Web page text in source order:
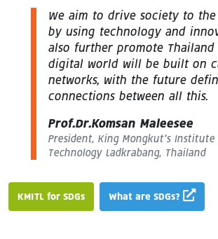
We aim to drive society to
by using technology and
also further promote Thailand
digital world will be built on
networks, with the future
connections between all this.
Prof.Dr.Komsan Maleesee
President, King Mongkut’s Institute
Technology Ladkrabang, Thailand
KMITL for SDGs What are SDGs?